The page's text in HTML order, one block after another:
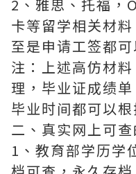
2、雅思、托福，
卡等留学相关材
至是申请工签都可
注：上述高仿材
理，毕业证成绩
毕业时间都可以
二、真实网上可
1、教育部学历学